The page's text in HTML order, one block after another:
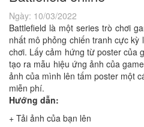
Ngày: 10/03/2022
Battlefield là một series trò chơi
nhất mô phỏng chiến tranh cực
chơi. Lấy cảm hứng từ poster của
tạo ra mẫu hiệu ứng ảnh của
ảnh của mình lên tấm poster một
miễn phí.
Hướng dẫn:
+ Tải ảnh của bạn lên